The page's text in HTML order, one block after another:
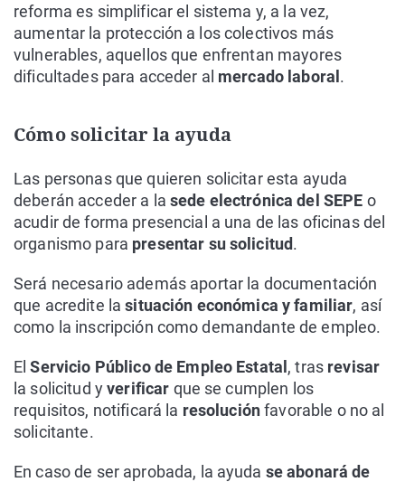
reforma es simplificar el sistema y, a la vez,
aumentar la protección a los colectivos más
vulnerables, aquellos que enfrentan mayores
dificultades para acceder al mercado laboral .
Cómo solicitar la ayuda
Las personas que quieren solicitar esta ayuda
deberán acceder a la sede electrónica del SEPE o
acudir de forma presencial a una de las oficinas del
organismo para presentar su solicitud.
Será necesario además aportar la documentación
que acredite lasituación económica y familiar, así
como la inscripción como demandante de empleo.
ElServicio Público de Empleo Estatal , tras revisar
la solicitud yverificar que se cumplen los
requisitos, notificará la resoluciónfavorable o no al
solicitante.
En caso de ser aprobada, la ayuda se abonará de